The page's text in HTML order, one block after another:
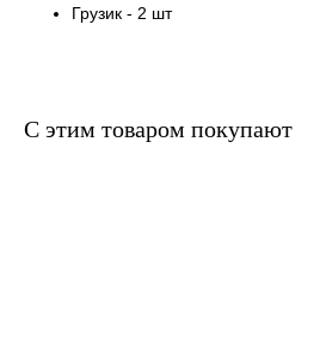
Грузик - 2 шт
С этим товаром покупают